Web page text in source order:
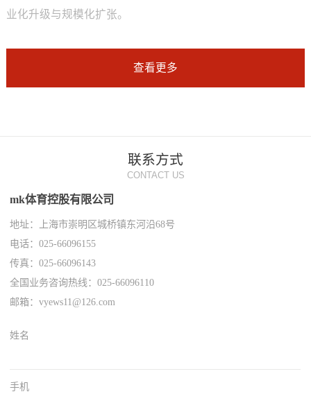
业化升级与规模化扩张。
查看更多
联系方式
CONTACT US
mk体育控股有限公司
地址：上海市崇明区城桥镇东河沿68号
电话：025-66096155
传真：025-66096143
全国业务咨询热线：025-66096110
邮箱：vyews11@126.com
姓名
手机